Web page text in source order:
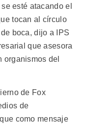
esté atacando el
tocan al círculo
boca, dijo a IPS
que asesora
organismos del
de Fox
de
como mensaje